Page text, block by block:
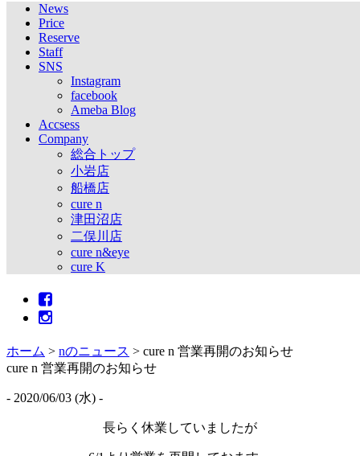
News
Price
Reserve
Staff
SNS
Instagram
facebook
Ameba Blog
Accsess
Company
総合トップ
小岩店
船橋店
cure n
津田沼店
二俣川店
cure n&eye
cure K
ホーム > nのニュース > cure n 営業再開のお知らせ
cure n 営業再開のお知らせ
- 2020/06/03 (水) -
長らく休業していましたが